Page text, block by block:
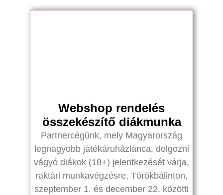
Webshop rendelés
összekészítő diákmunka
Partnercégünk, mely Magyarország
legnagyobb játékáruházlánca, dolgozni
vágyó diákok (18+) jelentkezését várja,
raktári munkavégzésre, Törökbálinton,
szeptember 1. és december 22. közötti